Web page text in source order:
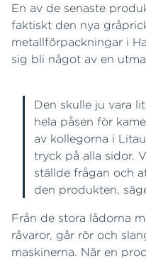
En av de senaste
faktiskt den nya
metallförpackningar i
sig bli något av en
Den skulle ju vara
hela påsen för
av kollegorna i
tryck på alla sidor.
ställde frågan och
den produkten,
Från de stora lådorna
råvaror, går rör och
maskinerna. När en